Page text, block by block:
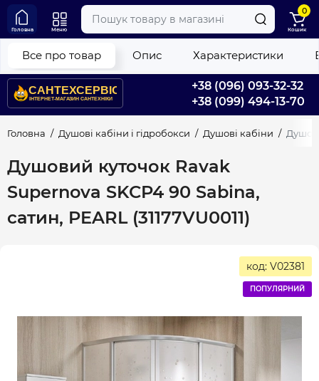
+38 (096) 093-32-32
+38 (099) 494-13-70
Головна Меню
0
Кошик
Головна Душові кабіни і гідробокси Душові кабіни
Душовий куточок Ravak
Supernova SKCP4 90 Sabina,
сатин, PEARL (31177VU0011)
Все про товар Опис Характеристики
код: V02381
ПОПУЛЯРНИЙ